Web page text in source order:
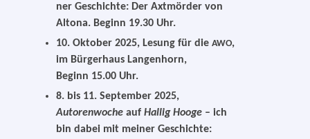
ner Geschichte: Der Axtmörder von
Altona. Beginn 19.30 Uhr.
10. Oktober 2025, Lesung für dieAWO,
im Bürgerhaus Langenhorn,
Beginn 15.00 Uhr.
8. bis 11. September 2025,
Autorenwoche aufHallig Hooge – ich
bin dabei mit mei­ner Geschichte: